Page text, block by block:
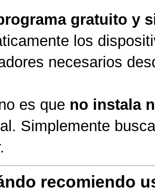
gratuito y
los
necesarios
es que no instala
Simplemente
recomiendo